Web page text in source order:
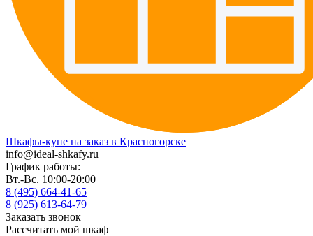
Шкафы-купе на заказ в Красногорске
info@ideal-shkafy.ru
График работы:
Вт.-Вс. 10:00-20:00
8 (495) 664-41-65
8 (925) 613-64-79
Заказать звонок
Рассчитать мой шкаф